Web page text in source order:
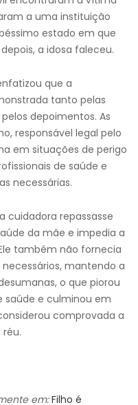
a uma instituição
estado em que
a idosa faleceu.
que a
tanto pelas
depoimentos. As
responsável legal pelo
em situações de perigo
de saúde e
necessárias.
cuidadora repassasse
da mãe e impedia a
também não fornecia
mantendo a
o que piorou
saúde e culminou em
comprovada a
em: Filho é